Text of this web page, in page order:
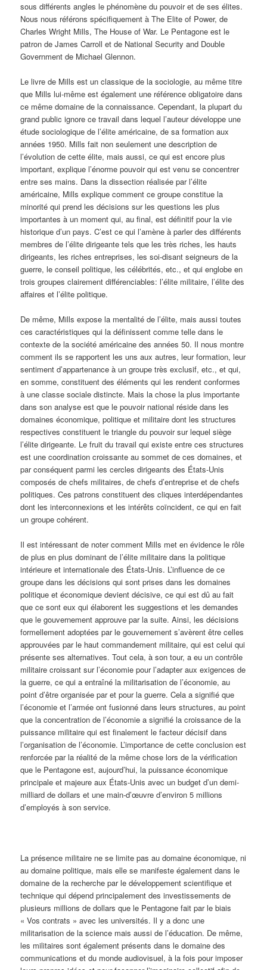
sous différents angles le phénomène du pouvoir et de ses élites.
Nous nous référons spécifiquement à The Elite of Power, de
Charles Wright Mills, The House of War. Le Pentagone est le
patron de James Carroll et de National Security and Double
Government de Michael Glennon.
Le livre de Mills est un classique de la sociologie, au même titre
que Mills lui-même est également une référence obligatoire dans
ce même domaine de la connaissance. Cependant, la plupart du
grand public ignore ce travail dans lequel l’auteur développe une
étude sociologique de l’élite américaine, de sa formation aux
années 1950. Mills fait non seulement une description de
l’évolution de cette élite, mais aussi, ce qui est encore plus
important, explique l’énorme pouvoir qui est venu se concentrer
entre ses mains. Dans la dissection réalisée par l’élite
américaine, Mills explique comment ce groupe constitue la
minorité qui prend les décisions sur les questions les plus
importantes à un moment qui, au final, est définitif pour la vie
historique d’un pays. C’est ce qui l’amène à parler des différents
membres de l’élite dirigeante tels que les très riches, les hauts
dirigeants, les riches entreprises, les soi-disant seigneurs de la
guerre, le conseil politique, les célébrités, etc., et qui englobe en
trois groupes clairement différenciables: l’élite militaire, l’élite des
affaires et l’élite politique.
De même, Mills expose la mentalité de l’élite, mais aussi toutes
ces caractéristiques qui la définissent comme telle dans le
contexte de la société américaine des années 50. Il nous montre
comment ils se rapportent les uns aux autres, leur formation, leur
sentiment d’appartenance à un groupe très exclusif, etc., et qui,
en somme, constituent des éléments qui les rendent conformes
à une classe sociale distincte. Mais la chose la plus importante
dans son analyse est que le pouvoir national réside dans les
domaines économique, politique et militaire dont les structures
respectives constituent le triangle du pouvoir sur lequel siège
l’élite dirigeante. Le fruit du travail qui existe entre ces structures
est une coordination croissante au sommet de ces domaines, et
par conséquent parmi les cercles dirigeants des États-Unis
composés de chefs militaires, de chefs d’entreprise et de chefs
politiques. Ces patrons constituent des cliques interdépendantes
dont les interconnexions et les intérêts coïncident, ce qui en fait
un groupe cohérent.
Il est intéressant de noter comment Mills met en évidence le rôle
de plus en plus dominant de l’élite militaire dans la politique
intérieure et internationale des États-Unis. L’influence de ce
groupe dans les décisions qui sont prises dans les domaines
politique et économique devient décisive, ce qui est dû au fait
que ce sont eux qui élaborent les suggestions et les demandes
que le gouvernement approuve par la suite. Ainsi, les décisions
formellement adoptées par le gouvernement s’avèrent être celles
approuvées par le haut commandement militaire, qui est celui qui
présente ses alternatives. Tout cela, à son tour, a eu un contrôle
militaire croissant sur l’économie pour l’adapter aux exigences de
la guerre, ce qui a entraîné la militarisation de l’économie, au
point d’être organisée par et pour la guerre. Cela a signifié que
l’économie et l’armée ont fusionné dans leurs structures, au point
que la concentration de l’économie a signifié la croissance de la
puissance militaire qui est finalement le facteur décisif dans
l’organisation de l’économie. L’importance de cette conclusion est
renforcée par la réalité de la même chose lors de la vérification
que le Pentagone est, aujourd’hui, la puissance économique
principale et majeure aux États-Unis avec un budget d’un demi-
milliard de dollars et une main-d’œuvre d’environ 5 millions
d’employés à son service.
La présence militaire ne se limite pas au domaine économique, ni
au domaine politique, mais elle se manifeste également dans le
domaine de la recherche par le développement scientifique et
technique qui dépend principalement des investissements de
plusieurs millions de dollars que le Pentagone fait par le biais
« Vos contrats » avec les universités. Il y a donc une
militarisation de la science mais aussi de l’éducation. De même,
les militaires sont également présents dans le domaine des
communications et du monde audiovisuel, à la fois pour imposer